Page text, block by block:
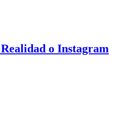
o Instagram